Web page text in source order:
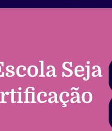
Seja